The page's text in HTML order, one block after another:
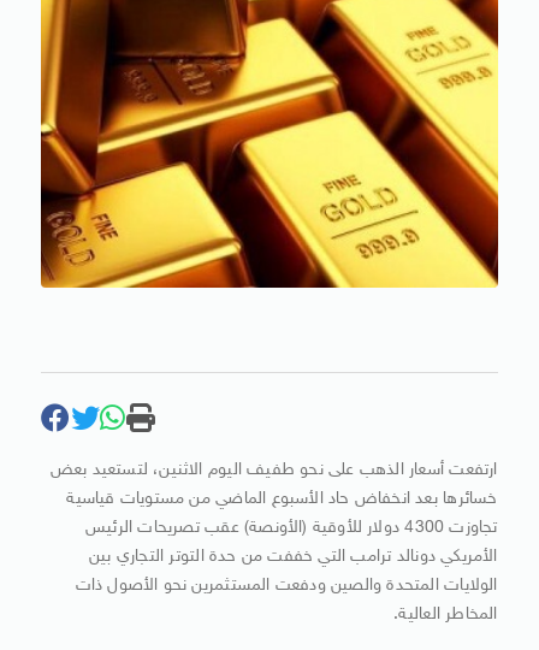
ارتفعت أسعار الذهب على نحو طفيف اليوم الاثنين، لتستعيد بعض
خسائرها بعد انخفاض حاد الأسبوع الماضي من مستويات قياسية
تجاوزت 4300 دولار للأوقية (الأونصة) عقب تصريحات الرئيس
الأمريكي دونالد ترامب التي خففت من حدة التوتر التجاري بين
الولايات المتحدة والصين ودفعت المستثمرين نحو الأصول ذات
المخاطر العالية.